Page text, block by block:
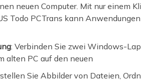
neuen Computer. Mit nur einem
Todo PCTrans kann
: Verbinden Sie zwei Windows-
alten PC auf den neuen
Sie Abbilder von Dateien,